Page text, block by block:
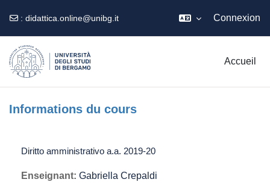
: didattica.online@unibg.it Connexion
Accueil
Informations du cours
Diritto amministrativo a.a. 2019-20
Enseignant: Gabriella Crepaldi